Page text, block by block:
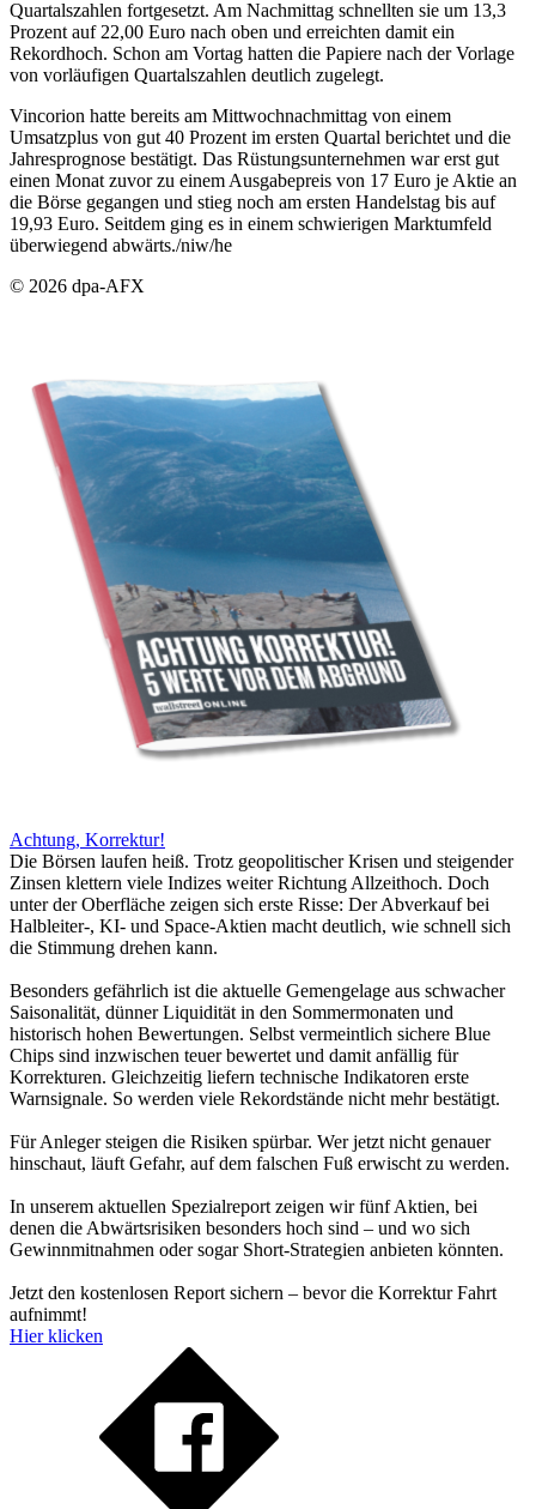
Quartalszahlen fortgesetzt. Am Nachmittag schnellten sie um 13,3
Prozent auf 22,00 Euro nach oben und erreichten damit ein
Rekordhoch. Schon am Vortag hatten die Papiere nach der Vorlage
von vorläufigen Quartalszahlen deutlich zugelegt.
Vincorion hatte bereits am Mittwochnachmittag von einem
Umsatzplus von gut 40 Prozent im ersten Quartal berichtet und die
Jahresprognose bestätigt. Das Rüstungsunternehmen war erst gut
einen Monat zuvor zu einem Ausgabepreis von 17 Euro je Aktie an
die Börse gegangen und stieg noch am ersten Handelstag bis auf
19,93 Euro. Seitdem ging es in einem schwierigen Marktumfeld
überwiegend abwärts./niw/he
© 2026 dpa-AFX
Achtung, Korrektur!
Die Börsen laufen heiß. Trotz geopolitischer Krisen und steigender
Zinsen klettern viele Indizes weiter Richtung Allzeithoch. Doch
unter der Oberfläche zeigen sich erste Risse: Der Abverkauf bei
Halbleiter-, KI- und Space-Aktien macht deutlich, wie schnell sich
die Stimmung drehen kann.
Besonders gefährlich ist die aktuelle Gemengelage aus schwacher
Saisonalität, dünner Liquidität in den Sommermonaten und
historisch hohen Bewertungen. Selbst vermeintlich sichere Blue
Chips sind inzwischen teuer bewertet und damit anfällig für
Korrekturen. Gleichzeitig liefern technische Indikatoren erste
Warnsignale. So werden viele Rekordstände nicht mehr bestätigt.
Für Anleger steigen die Risiken spürbar. Wer jetzt nicht genauer
hinschaut, läuft Gefahr, auf dem falschen Fuß erwischt zu werden.
In unserem aktuellen Spezialreport zeigen wir fünf Aktien, bei
denen die Abwärtsrisiken besonders hoch sind – und wo sich
Gewinnmitnahmen oder sogar Short-Strategien anbieten könnten.
Jetzt den kostenlosen Report sichern – bevor die Korrektur Fahrt
aufnimmt!
Hier klicken